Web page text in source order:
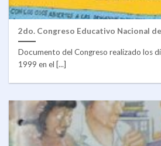
2do. Congreso Educativo Nacional
Documento del Congreso realizado los
1999 en el [...]